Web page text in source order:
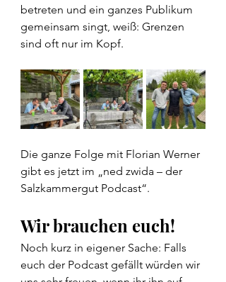
betreten und ein ganzes Publikum
gemeinsam singt, weiß: Grenzen
sind oft nur im Kopf.
Die ganze Folge mit Florian Werner
gibt es jetzt im „ned zwida – der
Salzkammergut Podcast“.
Wir brauchen euch!
Noch kurz in eigener Sache: Falls
euch der Podcast gefällt würden wir